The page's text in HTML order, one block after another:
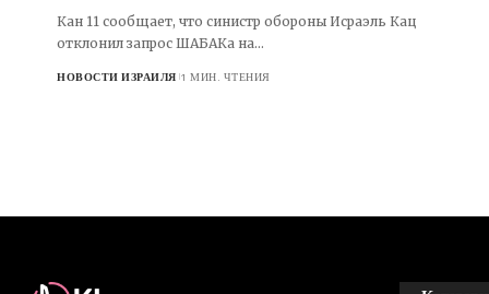
Кан 11 сообщает, что синистр обороны Исраэль Кац
отклонил запрос ШАБАКа на…
НОВОСТИ ИЗРАИЛЯ 1 МИН. ЧТЕНИЯ